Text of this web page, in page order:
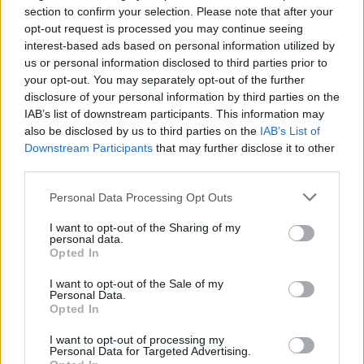
section to confirm your selection. Please note that after your
opt-out request is processed you may continue seeing
interest-based ads based on personal information utilized by
us or personal information disclosed to third parties prior to
your opt-out. You may separately opt-out of the further
disclosure of your personal information by third parties on the
IAB’s list of downstream participants. This information may
also be disclosed by us to third parties on the IAB’s List of
Downstream Participants that may further disclose it to other
Personal Data Processing Opt Outs
I want to opt-out of the Sharing of my
personal data.
Opted In
I want to opt-out of the Sale of my
Personal Data.
Opted In
I want to opt-out of processing my
Personal Data for Targeted Advertising.
successo imagneti superconduttori ad alta
temperatura, elementi chiave per realizzare
Sparc, l’impianto dimostrativo per la fusione a
Devens, nel Massachusetts. I magneti giocano un
ruolo cruciale nella gestione e nel confinamento
del plasma all’interno del reattore, ovvero una
miscela di deuterio – ricavato dall’acqua del
mare – e trizio, prodotto da una reazione fisica
con il litio.
Nel progetto hanno creduto anche investitori di
primo piano come il fondatore di Amazon
e quello di MicrosoftBill Gates
. Di quello
che potrebbe accadere nel caso in cui tutti i test
dessero esito positivo Eni e gli altri soci di Cfs
hanno già cominciato a discutere.